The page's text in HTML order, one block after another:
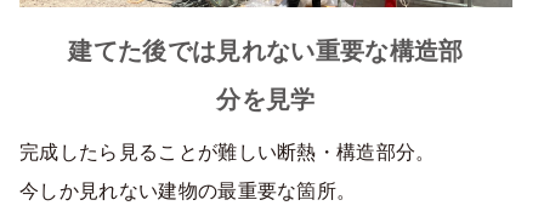
建てた後では見れない重要な構造部
分を見学
完成したら見ることが難しい断熱・構造部分。
今しか見れない建物の最重要な箇所。